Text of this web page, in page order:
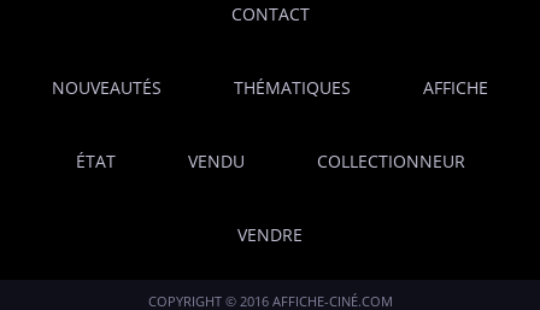
CONTACT
NOUVEAUTÉS THÉMATIQUES AFFICHE
ÉTAT VENDU COLLECTIONNEUR
VENDRE
COPYRIGHT © 2016 AFFICHE-CINÉ.COM